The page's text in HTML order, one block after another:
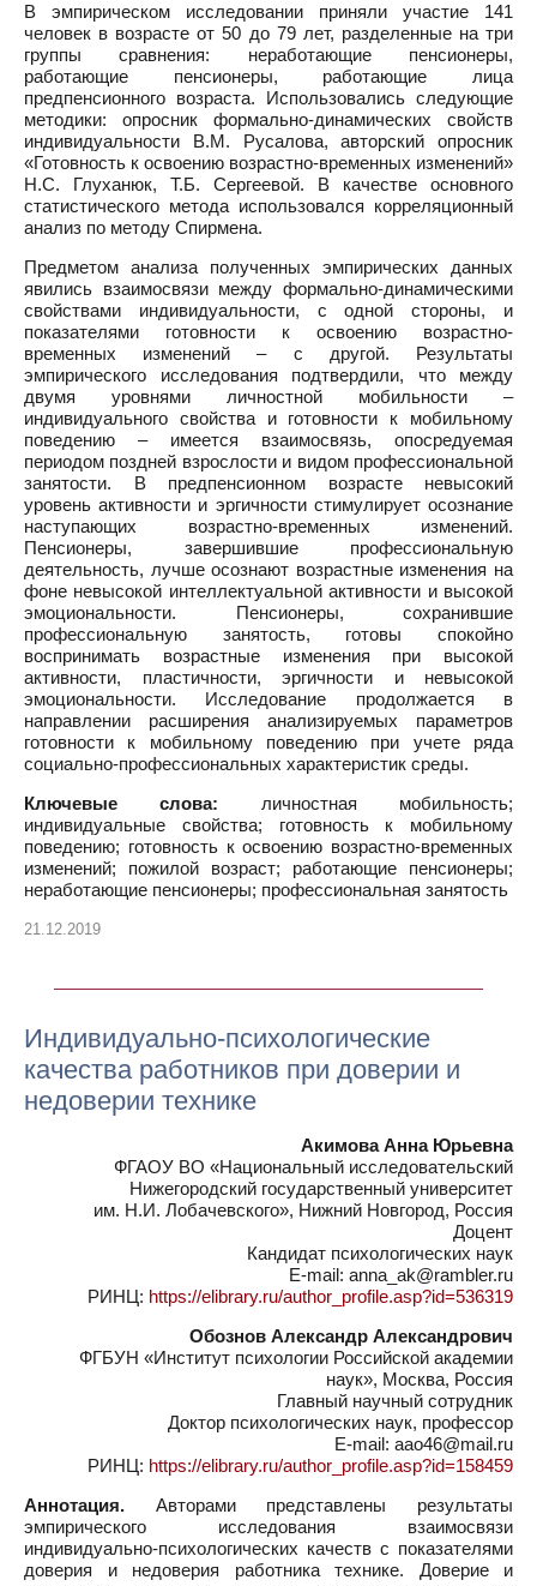
В эмпирическом исследовании приняли участие 141
человек в возрасте от 50 до 79 лет, разделенные на три
группы сравнения: неработающие пенсионеры,
работающие пенсионеры, работающие лица
предпенсионного возраста. Использовались следующие
методики: опросник формально-динамических свойств
индивидуальности В.М. Русалова, авторский опросник
«Готовность к освоению возрастно-временных изменений»
Н.С. Глуханюк, Т.Б. Сергеевой. В качестве основного
статистического метода использовался корреляционный
анализ по методу Спирмена.
Предметом анализа полученных эмпирических данных
явились взаимосвязи между формально-динамическими
свойствами индивидуальности, с одной стороны, и
показателями готовности к освоению возрастно-
временных изменений – с другой. Результаты
эмпирического исследования подтвердили, что между
двумя уровнями личностной мобильности –
индивидуального свойства и готовности к мобильному
поведению – имеется взаимосвязь, опосредуемая
периодом поздней взрослости и видом профессиональной
занятости. В предпенсионном возрасте невысокий
уровень активности и эргичности стимулирует осознание
наступающих возрастно-временных изменений.
Пенсионеры, завершившие профессиональную
деятельность, лучше осознают возрастные изменения на
фоне невысокой интеллектуальной активности и высокой
эмоциональности. Пенсионеры, сохранившие
профессиональную занятость, готовы спокойно
воспринимать возрастные изменения при высокой
активности, пластичности, эргичности и невысокой
эмоциональности. Исследование продолжается в
направлении расширения анализируемых параметров
готовности к мобильному поведению при учете ряда
социально-профессиональных характеристик среды.
Ключевые слова: личностная мобильность;
индивидуальные свойства; готовность к мобильному
поведению; готовность к освоению возрастно-временных
изменений; пожилой возраст; работающие пенсионеры;
неработающие пенсионеры; профессиональная занятость
21.12.2019
Индивидуально-психологические
качества работников при доверии и
недоверии технике
Акимова Анна Юрьевна
ФГАОУ ВО «Национальный исследовательский
Нижегородский государственный университет
им. Н.И. Лобачевского», Нижний Новгород, Россия
Доцент
Кандидат психологических наук
E-mail: anna_ak@rambler.ru
РИНЦ: https://elibrary.ru/author_profile.asp?id=536319
Обознов Александр Александрович
ФГБУН «Институт психологии Российской академии
наук», Москва, Россия
Главный научный сотрудник
Доктор психологических наук, профессор
E-mail: aao46@mail.ru
РИНЦ: https://elibrary.ru/author_profile.asp?id=158459
Аннотация. Авторами представлены результаты
эмпирического исследования взаимосвязи
индивидуально-психологических качеств с показателями
доверия и недоверия работника технике. Доверие и